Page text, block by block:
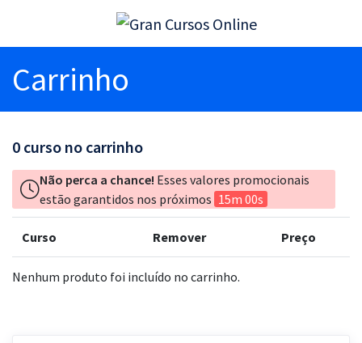
Carrinho
0 curso no carrinho
Não perca a chance! Esses valores promocionais
estão garantidos nos próximos 15m 00s
Curso Remover Preço
Nenhum produto foi incluído no carrinho.